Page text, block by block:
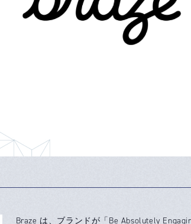
Braze は、ブランドが「Be Absolutely